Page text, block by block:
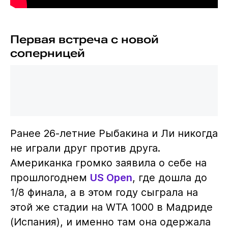
Первая встреча с новой
соперницей
Ранее 26-летние Рыбакина и Ли никогда
не играли друг против друга.
Американка громко заявила о себе на
прошлогоднем US Open, где дошла до
1/8 финала, а в этом году сыграла на
этой же стадии на WTA 1000 в Мадриде
(Испания), и именно там она одержала